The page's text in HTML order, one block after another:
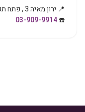
📍 ירון מאיה 3 ,פתח
☎️
03-909-9914